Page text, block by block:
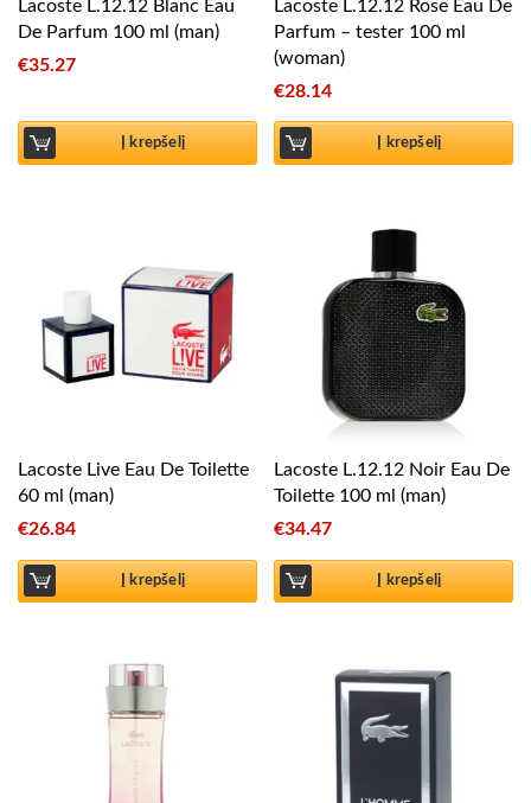
Lacoste L.12.12 Blanc Eau
De Parfum 100 ml (man)
€35.27
Į krepšelį
Lacoste L.12.12 Rose Eau De
Parfum – tester 100 ml
(woman)
€28.14
Į krepšelį
Lacoste Live Eau De Toilette
60 ml (man)
€26.84
Į krepšelį
Lacoste L.12.12 Noir Eau De
Toilette 100 ml (man)
€34.47
Į krepšelį